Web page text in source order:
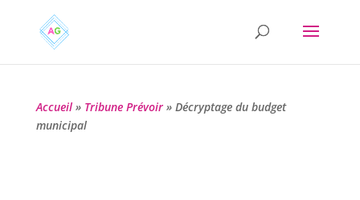
Accueil» Tribune Prévoir» Décryptage du budget
municipal